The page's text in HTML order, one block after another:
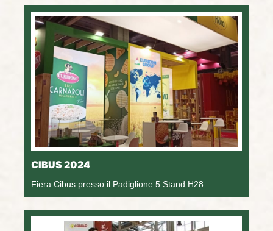
CIBUS 2024
Fiera Cibus presso il Padiglione 5 Stand H28